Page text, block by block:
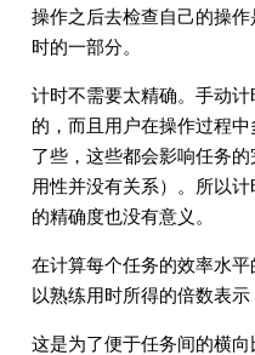
操作之后去检查自己的操
时的一部分。
计时不需要太精确。手动
的，而且用户在操作过程
了些，这些都会影响任务
用性并没有关系）。所以
的精确度也没有意义。
在计算每个任务的效率水
以熟练用时所得的倍数表示
这是为了便于任务间的横